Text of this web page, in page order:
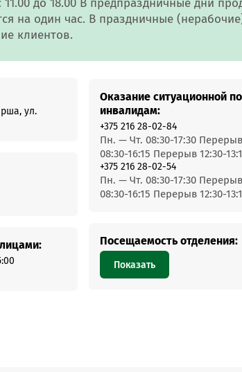
Онлайн-консультант:
пн—пт 9:00 - 20:00*
Подробнее
до 18.00 В предпраздничные дни
на один час. В праздничные
клиентов.
ул.
Оказание ситуационной
инвалидам:
+375 216 28-02-84
Пн. — Чт. 08:30-17:30 Перерыв
08:30-16:15 Перерыв 12:30-
+375 216 28-02-54
Пн. — Чт. 08:30-17:30 Перерыв
08:30-16:15 Перерыв 12:30-
Посещаемость отделения:
Показать